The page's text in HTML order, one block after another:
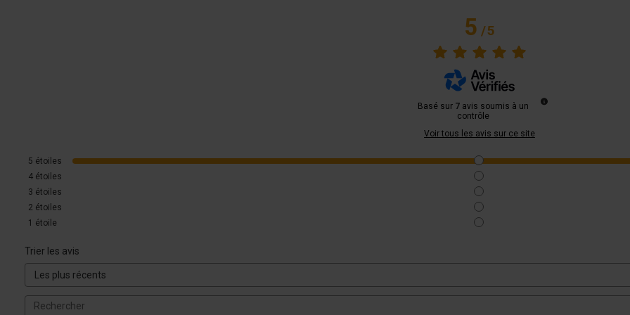
5/5
Basé sur 7 avis soumis à un
contrôle
Voir tous les avis sur ce site
5 étoiles
4 étoiles
3 étoiles
2 étoiles
1 étoile
Trier les avis